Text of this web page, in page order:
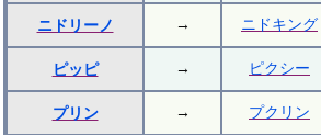
ニドリーノ → ニドキング
ピッピ → ピクシー
プリン → プクリン